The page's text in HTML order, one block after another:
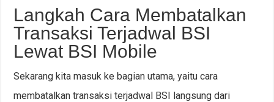
Langkah Cara Membatalkan
Transaksi Terjadwal BSI
Lewat BSI Mobile
Sekarang kita masuk ke bagian utama, yaitu cara
membatalkan transaksi terjadwal BSI langsung dari